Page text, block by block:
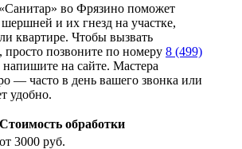
во Фрязино поможет
шершней и их гнезд на участке,
квартире. Чтобы вызвать
просто позвоните по номеру 8 (499)
на сайте. Мастера
— часто в день вашего звонка или
удобно.
Стоимость обработки
от 3000 руб.